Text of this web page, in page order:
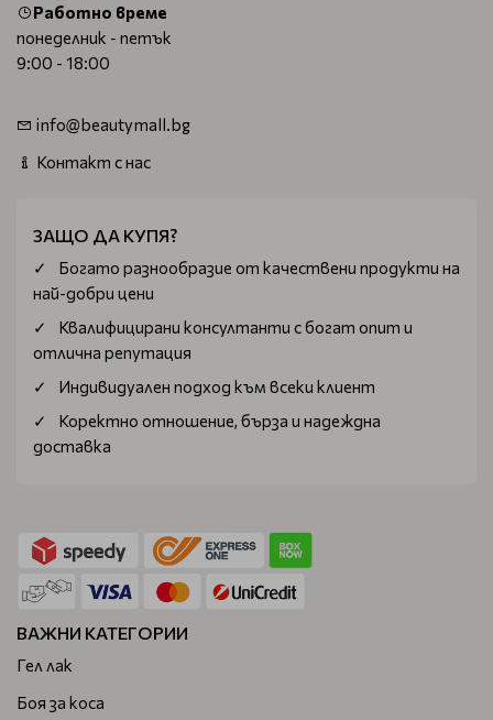
Работно време
понеделник - петък
9:00 - 18:00
info@beautymall.bg
Контакт с нас
ЗАЩО ДА КУПЯ?
Богатo разнообразие от качествени продукти на
най-добри цени
Квалифицирани консултанти с богат опит и
отлична репутация
Индивидуален подход към всеки клиент
Коректно отношение, бърза и надеждна
доставка
ВАЖНИ КАТЕГОРИИ
Гел лак
Боя за коса